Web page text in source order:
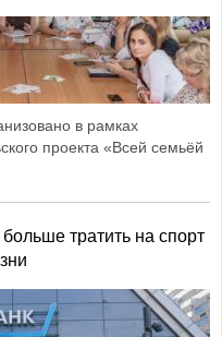
в рамках
проекта «Всей семьёй
тратить на спорт